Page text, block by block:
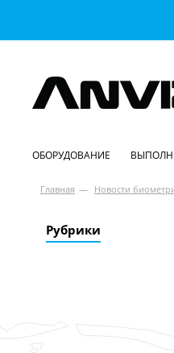
ОБОРУДОВАНИЕ
Главная — Новости
Рубрики